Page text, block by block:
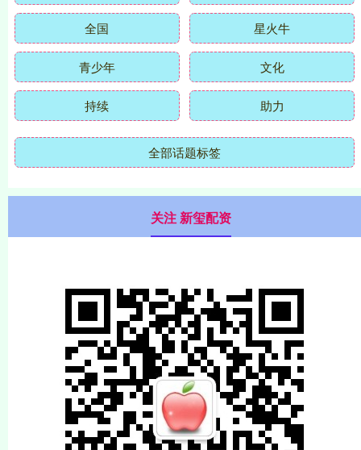
全国 星火牛
青少年 文化
持续 助力
全部话题标签
关注 新玺配资